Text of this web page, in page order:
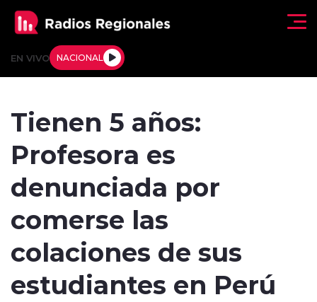
EN VIVO NACIONAL
Tendencias
Internacional
Regiones al Aire
Tienen 5 años:
Profesora es
denunciada por
comerse las
colaciones de sus
estudiantes en Perú